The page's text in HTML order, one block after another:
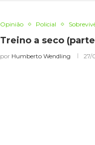
Opinião Policial
Treino a seco
por Humberto Wendling 27/